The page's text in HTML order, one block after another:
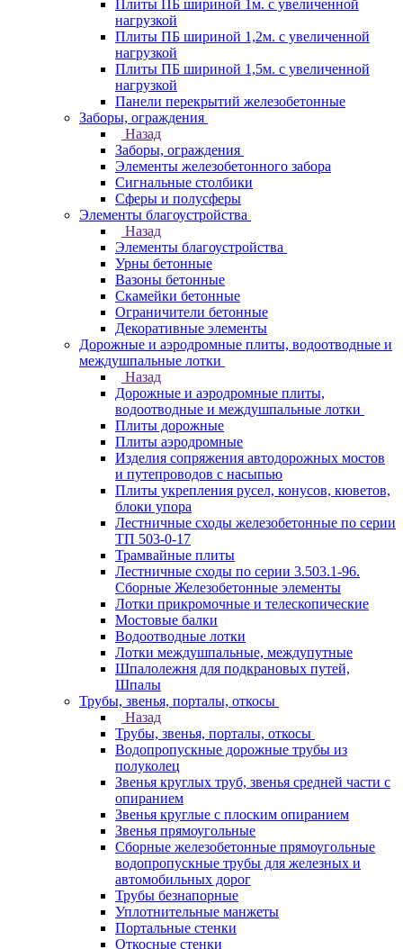
Плиты ПБ шириной 1м. с увеличенной
нагрузкой
Плиты ПБ шириной 1,2м. с увеличенной
нагрузкой
Плиты ПБ шириной 1,5м. с увеличенной
нагрузкой
Панели перекрытий железобетонные
Заборы, ограждения
Назад
Заборы, ограждения
Элементы железобетонного забора
Сигнальные столбики
Сферы и полусферы
Элементы благоустройства
Назад
Элементы благоустройства
Урны бетонные
Вазоны бетонные
Скамейки бетонные
Ограничители бетонные
Декоративные элементы
Дорожные и аэродромные плиты, водоотводные и
междушпальные лотки
Назад
Дорожные и аэродромные плиты,
водоотводные и междушпальные лотки
Плиты дорожные
Плиты аэродромные
Изделия сопряжения автодорожных мостов
и путепроводов с насыпью
Плиты укрепления русел, конусов, кюветов,
блоки упора
Лестничные сходы железобетонные по серии
ТП 503-0-17
Трамвайные плиты
Лестничные сходы по серии 3.503.1-96.
Сборные Железобетонные элементы
Лотки прикромочные и телескопические
Мостовые балки
Водоотводные лотки
Лотки междушпальные, междупутные
Шпалолежня для подкрановых путей,
Шпалы
Трубы, звенья, порталы, откосы
Назад
Трубы, звенья, порталы, откосы
Водопропускные дорожные трубы из
полуколец
Звенья круглых труб, звенья средней части с
опиранием
Звенья круглые с плоским опиранием
Звенья прямоугольные
Сборные железобетонные прямоугольные
водопропускные трубы для железных и
автомобильных дорог
Трубы безнапорные
Уплотнительные манжеты
Портальные стенки
Откосные стенки